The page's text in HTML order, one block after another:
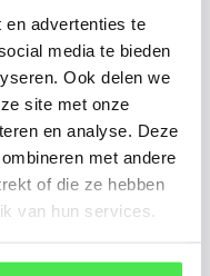
en advertenties te
media te bieden
Ook delen we
site met onze
en analyse. Deze
met andere
of die ze hebben
van hun services.
uw plant of
ziet? We
niet bereikbaar)